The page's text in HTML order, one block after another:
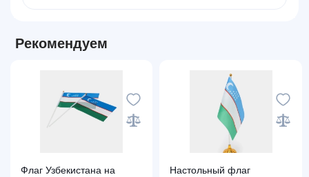
Рекомендуем
Флаг Узбекистана на
Настольный флаг